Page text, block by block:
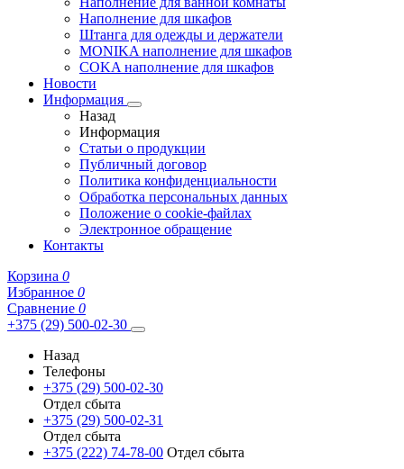
Наполнение для шкафов
Штанга для одежды и держатели
MONIKA наполнение для шкафов
COKA наполнение для шкафов
Новости
Информация
Назад
Информация
Статьи о продукции
Публичный договор
Политика конфиденциальности
Обработка персональных данных
Положение о cookie-файлах
Электронное обращение
Контакты
Корзина 0
Избранное 0
Сравнение 0
+375 (29) 500-02-30
Назад
Телефоны
+375 (29) 500-02-30
Отдел сбыта
+375 (29) 500-02-31
Отдел сбыта
+375 (222) 74-78-00 Отдел сбыта